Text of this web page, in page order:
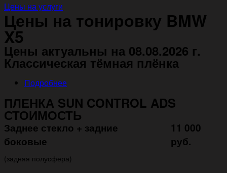
Цены на услуги
Цены на тонировку BMW
X5
Цены актуальны на 08.08.2026 г.
Классическая тёмная плёнка
Подробнее
ПЛЕНКА SUN CONTROL ADS
СТОИМОСТЬ
Заднее стекло + задние
боковые
11 000
руб.
(задняя полусфера)